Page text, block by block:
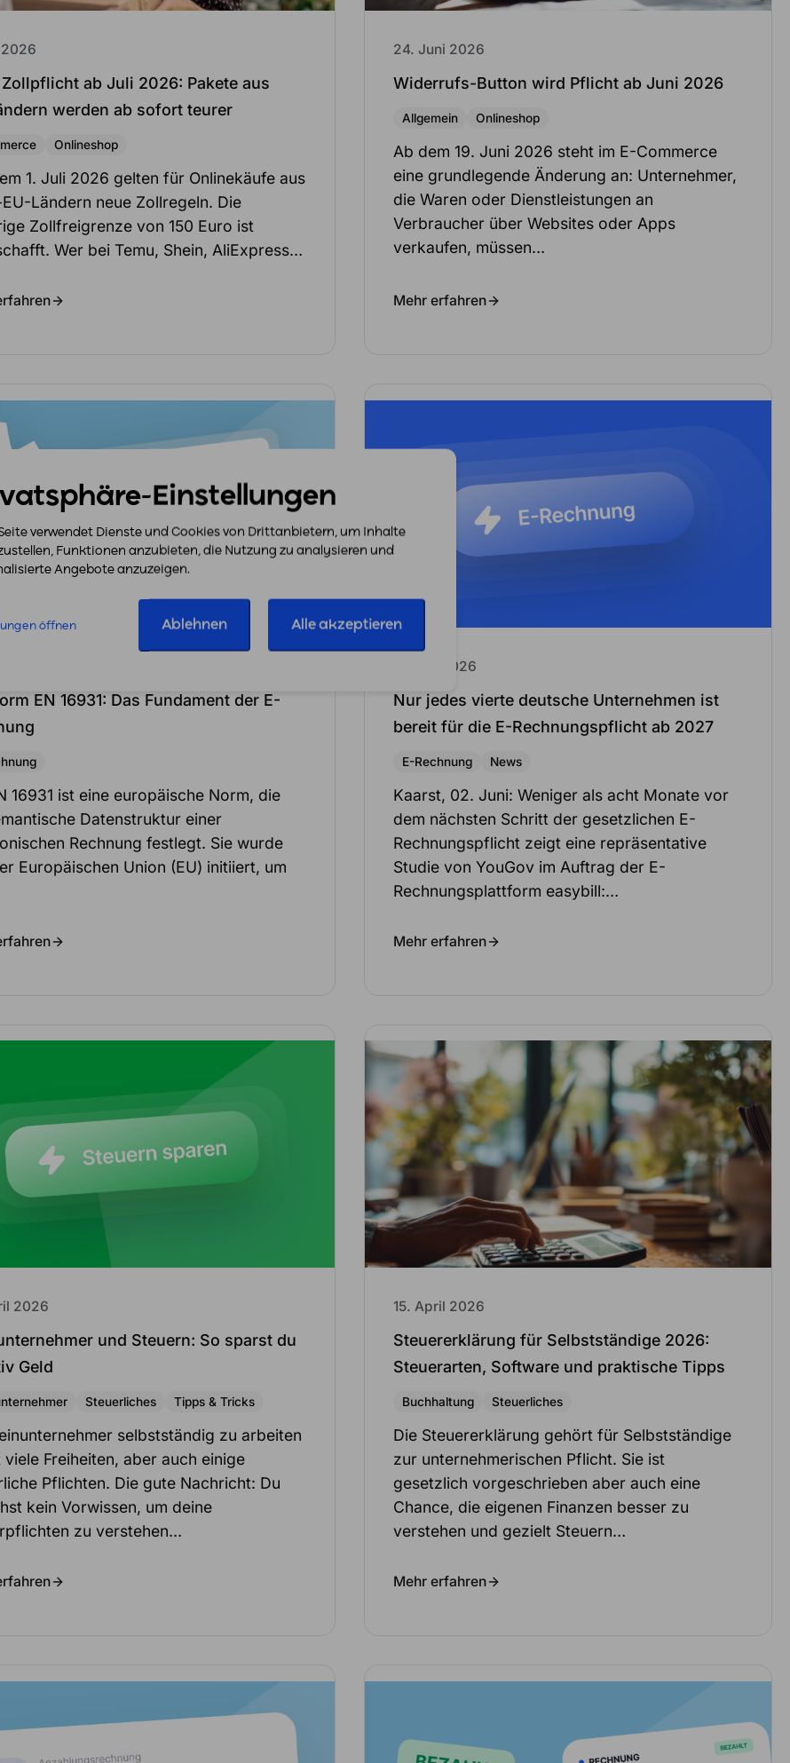
Zollpflicht ab Juli 2026: Pakete aus
werden ab sofort teurer
Onlineshop
1. Juli 2026 gelten für Onlinekäufe aus
Ländern neue Zollregeln. Die
Zollfreigrenze von 150 Euro ist
Wer bei Temu, Shein, AliExpress…
24. Juni 2026
Widerrufs-Button wird Pflicht ab Juni 2026
Allgemein Onlineshop
Ab dem 19. Juni 2026 steht im E-Commerce
eine grundlegende Änderung an: Unternehmer,
die Waren oder Dienstleistungen an
Verbraucher über Websites oder Apps
verkaufen, müssen…
Mehr erfahren
EN 16931: Das Fundament der E-
16931 ist eine europäische Norm, die
Datenstruktur einer
Rechnung festlegt. Sie wurde
Europäischen Union (EU) initiiert, um
2. Juni 2026
Nur jedes vierte deutsche Unternehmen ist
bereit für die E-Rechnungspflicht ab 2027
E-Rechnung News
Kaarst, 02. Juni: Weniger als acht Monate vor
dem nächsten Schritt der gesetzlichen E-
Rechnungspflicht zeigt eine repräsentative
Studie von YouGov im Auftrag der E-
Rechnungsplattform easybill:…
Mehr erfahren
2026
und Steuern: So sparst du
Geld
Steuerliches Tipps & Tricks
selbstständig zu arbeiten
Freiheiten, aber auch einige
Pflichten. Die gute Nachricht: Du
kein Vorwissen, um deine
zu verstehen…
15. April 2026
Steuererklärung für Selbstständige 2026:
Steuerarten, Software und praktische Tipps
Buchhaltung Steuerliches
Die Steuererklärung gehört für Selbstständige
zur unternehmerischen Pflicht. Sie ist
gesetzlich vorgeschrieben aber auch eine
Chance, die eigenen Finanzen besser zu
verstehen und gezielt Steuern…
Mehr erfahren
Einstellungen
verwendet Dienste und Cookies von Drittanbietern, um Inhalte
Funktionen anzubieten, die Nutzung zu analysieren und
Angebote anzuzeigen.
öffnen Ablehnen Alle akzeptieren